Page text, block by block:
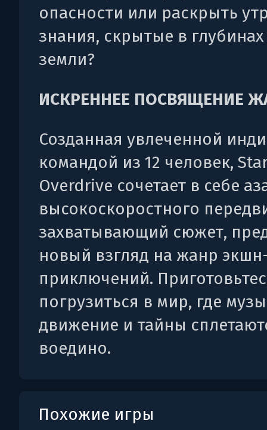
опасности или раскрыть
знания, скрытые в глубинах
земли?
ИСКРЕННЕЕ ПОСВЯЩЕНИЕ
Созданная увлеченной
командой из 12 человек,
Overdrive сочетает в себе
высокоскоростного
захватывающий сюжет,
новый взгляд на жанр
приключений.
погрузиться в мир, где
движение и тайны
воедино.
Похожие игры